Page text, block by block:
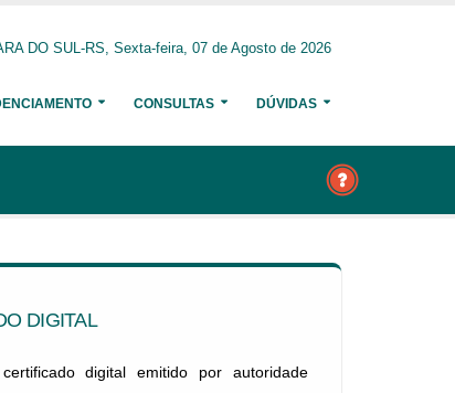
DO SUL-RS, Sexta-feira, 07 de Agosto de 2026
CONSULTAS DÚVIDAS
DIGITAL
digital emitido por autoridade